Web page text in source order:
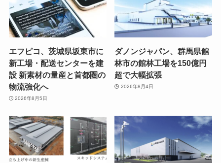
エフピコ、茨城県坂東市に
新工場・配送センターを建
設 新素材の量産と首都圏の
物流強化へ
2026年8月5日
ダノンジャパン、群馬県館
林市の館林工場を150億円
超で大幅拡張
2026年8月4日